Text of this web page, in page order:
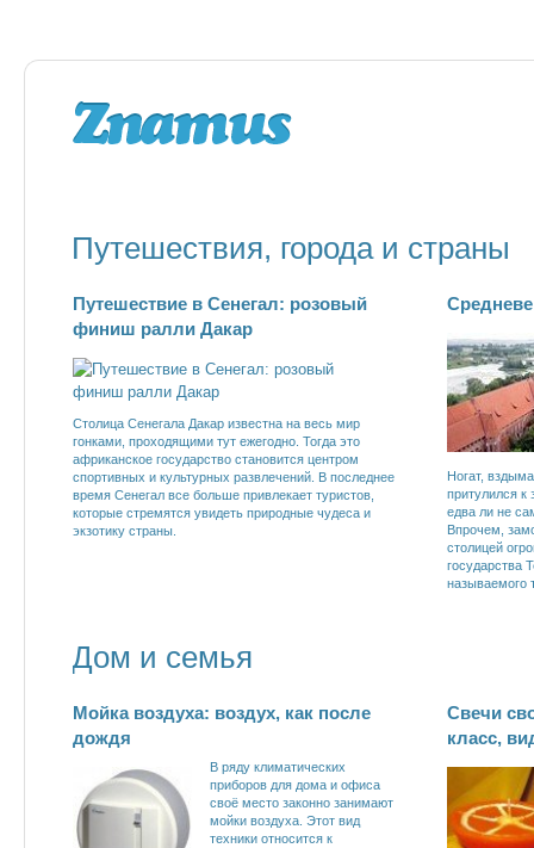
Путешествия, города и страны
Путешествие в Сенегал: розовый
финиш ралли Дакар
Столица Сенегала Дакар известна на весь мир
гонками, проходящими тут ежегодно. Тогда это
африканское государство становится центром
спортивных и культурных развлечений. В последнее
время Сенегал все больше привлекает туристов,
которые стремятся увидеть природные чудеса и
экзотику страны.
Ногат,
притулился к
едва ли не
Впрочем,
столицей
государства
называемого
Дом и семья
Мойка воздуха: воздух, как после
дождя
В ряду климатических
приборов для дома и офиса
своё место законно занимают
мойки воздуха. Этот вид
техники относится к
Свечи
класс,